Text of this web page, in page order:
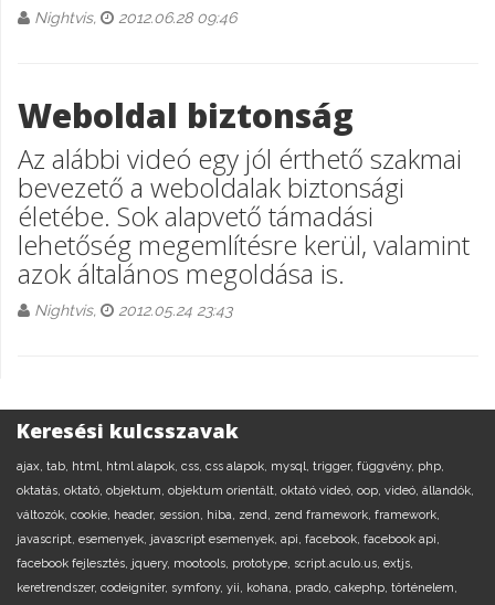
Nightvis, 2012.06.28 09:46
Weboldal biztonság
Az alábbi videó egy jól érthető szakmai
bevezető a weboldalak biztonsági
életébe. Sok alapvető támadási
lehetőség megemlítésre kerül, valamint
azok általános megoldása is.
Nightvis, 2012.05.24 23:43
Keresési kulcsszavak
ajax, tab, html, html alapok, css, css alapok, mysql, trigger, függvény, php,
oktatás, oktató, objektum, objektum orientált, oktató videó, oop, videó, állandók,
változók, cookie, header, session, hiba, zend, zend framework, framework,
javascript, esemenyek, javascript esemenyek, api, facebook, facebook api,
facebook fejlesztés, jquery, mootools, prototype, script.aculo.us, extjs,
keretrendszer, codeigniter, symfony, yii, kohana, prado, cakephp, történelem,